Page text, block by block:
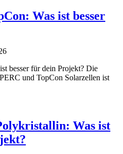
Was ist besser
besser für dein Projekt? Die
und TopCon Solarzellen ist
Was ist